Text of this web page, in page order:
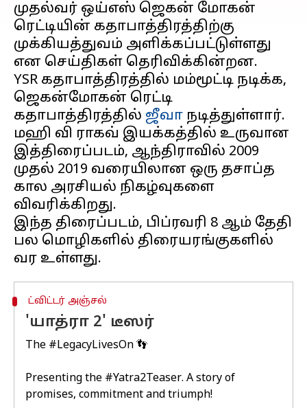
முதல்வர் ஒய்எஸ் ஜெகன் மோகன்
ரெட்டியின் கதாபாத்திரத்திற்கு
முக்கியத்துவம் அளிக்கப்பட்டுள்ளது
என செய்திகள் தெரிவிக்கின்றன.
YSR கதாபாத்திரத்தில் மம்மூட்டி நடிக்க,
ஜெகன்மோகன் ரெட்டி
கதாபாத்திரத்தில் ஜீவா நடித்துள்ளார்.
மஹி வி ராகவ் இயக்கத்தில் உருவான
இத்திரைப்படம், ஆந்திராவில் 2009
முதல் 2019 வரையிலான ஒரு தசாப்த
கால அரசியல் நிகழ்வுகளை
விவரிக்கிறது.
இந்த திரைப்படம், பிப்ரவரி 8 ஆம் தேதி
பல மொழிகளில் திரையரங்குகளில்
ட்விட்டர் அஞ்சல்
'யாத்ரா 2' டீஸர்
The #LegacyLivesOn 👣
Presenting the #Yatra2Teaser. A story of
promises, commitment and triumph!